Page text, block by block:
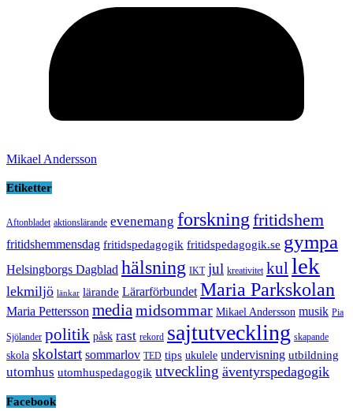
Mikael Andersson
Etiketter
Aftonbladet aktionslärande evenemang forskning fritidshem
fritidshemmensdag fritidspedagogik fritidspedagogik.se gympa
Helsingborgs Dagblad hälsning IKT jul kreativitet kul lek
lekmiljö länkar lärande Lärarförbundet Maria Parkskolan
Maria Pettersson media midsommar Mikael Andersson musik Pia
Sjölander politik påsk rast rekord sajtutveckling skapande
skola skolstart sommarlov TED tips ukulele undervisning utbildning
utomhus utomhuspedagogik utveckling äventyrspedagogik
Facebook